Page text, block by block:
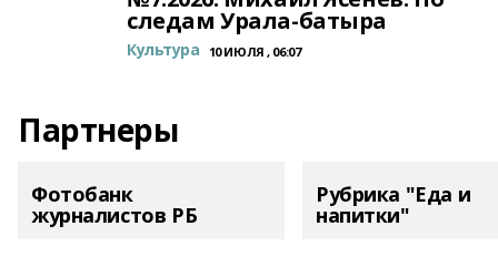
следам Урала-батыра
Культура 10 ИЮЛЯ , 06:07
Партнеры
Фотобанк
журналистов РБ
Рубрика "Еда и
напитки"